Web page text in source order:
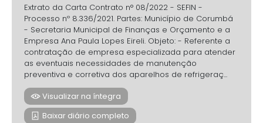
Extrato da Carta Contrato n° 08/2022 - SEFIN -
Processo nº 8.336/2021. Partes: Município de Corumbá
- Secretaria Municipal de Finanças e Orçamento e a
Empresa Ana Paula Lopes Eireli. Objeto: - Referente a
contratação de empresa especializada para atender
as eventuais necessidades de manutenção
preventiva e corretiva dos aparelhos de refrigeraç...
Visualizar na íntegra
Baixar diário completo